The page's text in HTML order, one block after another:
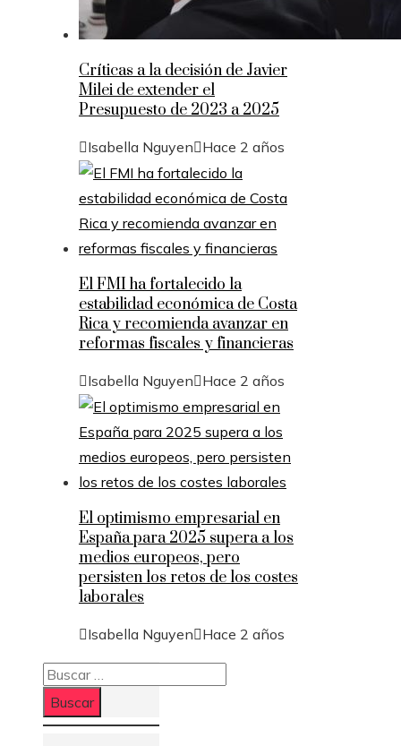
Críticas a la decisión de Javier
Milei de extender el
Presupuesto de 2023 a 2025
Isabella Nguyen Hace 2 años
El FMI ha fortalecido la
estabilidad económica de Costa
Rica y recomienda avanzar en
reformas fiscales y financieras
Isabella Nguyen Hace 2 años
El optimismo empresarial en
España para 2025 supera a los
medios europeos, pero
persisten los retos de los costes
laborales
Isabella Nguyen Hace 2 años
Buscar: